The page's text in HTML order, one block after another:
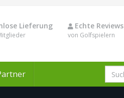
Lieferung Echte Reviews
von Golfspielern